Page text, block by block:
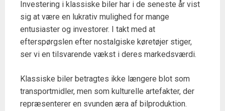
Investering i klassiske biler har i de seneste år vist
sig at være en lukrativ mulighed for mange
entusiaster og investorer. I takt med at
efterspørgslen efter nostalgiske køretøjer stiger,
ser vi en tilsvarende vækst i deres markedsværdi.
Klassiske biler betragtes ikke længere blot som
transportmidler, men som kulturelle artefakter, der
repræsenterer en svunden æra af bilproduktion.